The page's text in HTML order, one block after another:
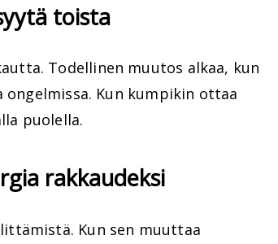
toista
Todellinen muutos alkaa, kun
Kun kumpikin ottaa
puolella.
rakkaudeksi
Kun sen muuttaa